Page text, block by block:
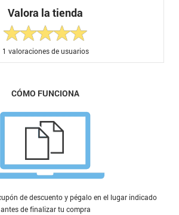
Valora la tienda
1 valoraciones de usuarios
CÓMO FUNCIONA
de descuento y pégalo en el lugar indicado
antes de finalizar tu compra